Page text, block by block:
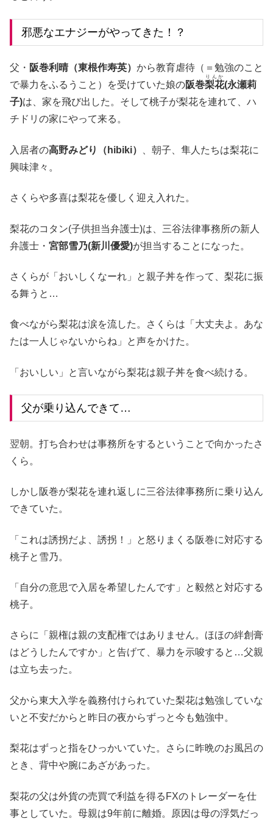
邪悪なエナジーがやってきた！？
父・ 阪巻利晴（東根作寿英） から教育虐待（＝勉強のこと
で暴力をふるうこと）を受けていた娘の阪巻梨花
りんか
(永瀬莉
子)は、家を飛び出した。そして桃子が梨花を連れて、ハ
チドリの家にやって来る。
入居者の高野みどり（hibiki）
、朝子、隼人たちは梨花に
興味津々。
さくらや多喜は梨花を優しく迎え入れた。
梨花のコタン(子供担当弁護士)は、三谷法律事務所の新人
弁護士・ 宮部雪乃(新川優愛)が担当することになった。
さくらが「おいしくなーれ」と親子丼を作って、梨花に振
る舞うと…
食べながら梨花は涙を流した。さくらは「大丈夫よ。あな
たは一人じゃないからね」と声をかけた。
「おいしい」と言いながら梨花は親子丼を食べ続ける。
父が乗り込んできて…
翌朝。打ち合わせは事務所をするということで向かったさ
くら。
しかし阪巻が梨花を連れ返しに三谷法律事務所に乗り込ん
できていた。
「これは誘拐だよ、誘拐！」と怒りまくる阪巻に対応する
桃子と雪乃。
「自分の意思で入居を希望したんです」と毅然と対応する
桃子。
さらに「親権は親の支配権ではありません。ほほの絆創膏
はどうしたんですか」と告げて、暴力を示唆すると…父親
は立ち去った。
父から東大入学を義務付けられていた梨花は勉強していな
いと不安だからと昨日の夜からずっと今も勉強中。
梨花はずっと指をひっかいていた。さらに昨晩のお風呂の
とき、背中や腕にあざがあった。
梨花の父は外貨の売買で利益を得るFXのトレーダーを仕
事としていた。母親は9年前に離婚。原因は母の浮気だっ